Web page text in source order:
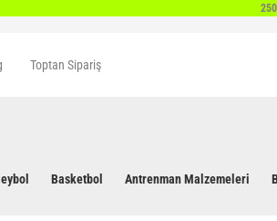
Toptan Sipariş
Basketbol Antrenman Malzemeleri